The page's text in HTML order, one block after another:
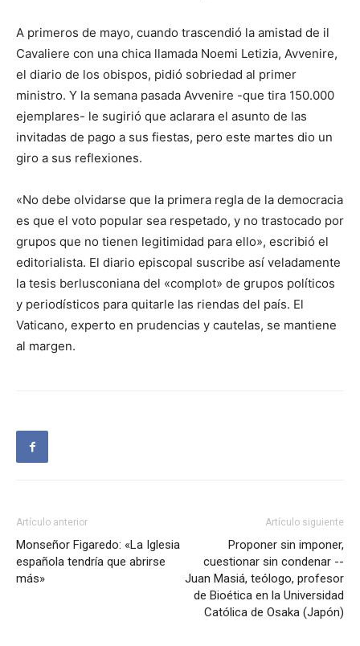
A primeros de mayo, cuando trascendió la amistad de il
Cavaliere con una chica llamada Noemi Letizia, Avvenire,
el diario de los obispos, pidió sobriedad al primer
ministro. Y la semana pasada Avvenire -que tira 150.000
ejemplares- le sugirió que aclarara el asunto de las
invitadas de pago a sus fiestas, pero este martes dio un
giro a sus reflexiones.
«No debe olvidarse que la primera regla de la democracia
es que el voto popular sea respetado, y no trastocado por
grupos que no tienen legitimidad para ello», escribió el
editorialista. El diario episcopal suscribe así veladamente
la tesis berlusconiana del «complot» de grupos políticos
y periodísticos para quitarle las riendas del país. El
Vaticano, experto en prudencias y cautelas, se mantiene
al margen.
Artículo anterior
Monseñor Figaredo: «La Iglesia
española tendría que abrirse
más»
Artículo siguiente
Proponer sin imponer,
cuestionar sin condenar --
Juan Masiá, teólogo, profesor
de Bioética en la Universidad
Católica de Osaka (Japón)